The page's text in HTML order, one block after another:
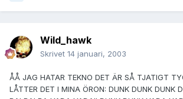
Wild_hawk
Skrivet 14 januari, 2003
ÅÅ JAG HATAR TEKNO DET ÄR SÅ TJATIGT
LÅTTER DET I MINA ÖRON: DUNK DUNK DUNK